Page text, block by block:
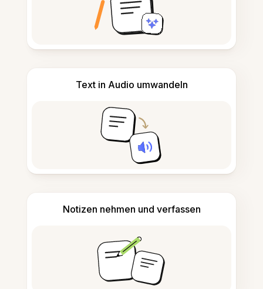
Text in Audio umwandeln
Notizen nehmen und verfassen